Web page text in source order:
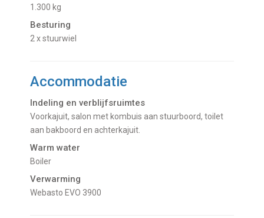
1.300 kg
Besturing
2 x stuurwiel
Accommodatie
Indeling en verblijfsruimtes
Voorkajuit, salon met kombuis aan stuurboord, toilet
aan bakboord en achterkajuit.
Warm water
Boiler
Verwarming
Webasto EVO 3900